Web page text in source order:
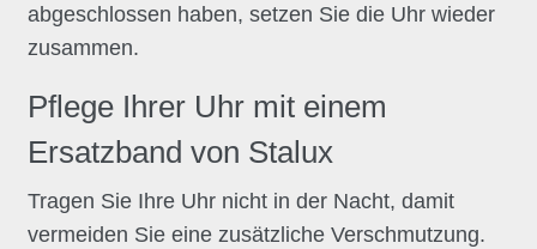
abgeschlossen haben, setzen Sie die Uhr wieder
zusammen.
Pflege Ihrer Uhr mit einem
Ersatzband von Stalux
Tragen Sie Ihre Uhr nicht in der Nacht, damit
vermeiden Sie eine zusätzliche Verschmutzung.